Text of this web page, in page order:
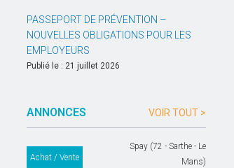
PASSEPORT DE PRÉVENTION –
NOUVELLES OBLIGATIONS POUR LES
EMPLOYEURS
Publié le : 21 juillet 2026
ANNONCES VOIR TOUT >
Achat / Vente
Spay (72 - Sarthe - Le
Mans)